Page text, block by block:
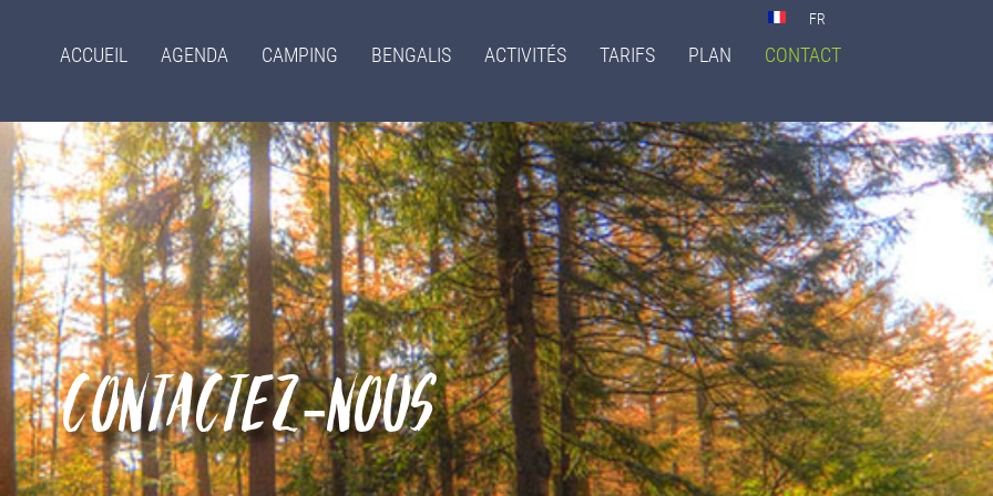
Menu
ACCUEIL AGENDA CAMPING BENGALIS ACTIVITÉS TARIFS PLAN CONTACT
Select
your
Contactez-nous